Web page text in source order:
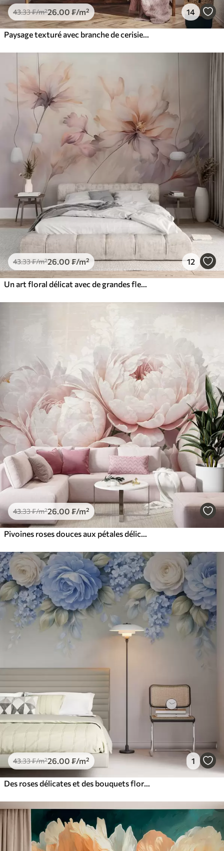
43.33₣/m²26.00 ₣/m² 14
Paysage texturé avec branche de cerisier en fleurs, feuilles roses, arrière-plan doux et brumeux
43.33₣/m²26.00 ₣/m² 12
Un art floral délicat avec de grandes fleurs aux couleurs pastel et aux pétales translucides, des tiges douces et un arrière-plan doux et diffus
43.33₣/m²26.00 ₣/m²
Pivoines roses douces aux pétales délicats sur un fond vintage légèrement texturé
43.33₣/m²26.00 ₣/m² 1
Des roses délicates et des bouquets floraux dans une composition botanique d'inspiration porcelaine, avec des pétales superposés aux contours doux et des feuilles fluides et élégantes